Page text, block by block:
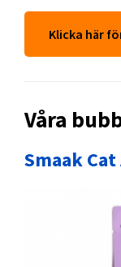
Klicka här
Våra
Smaak